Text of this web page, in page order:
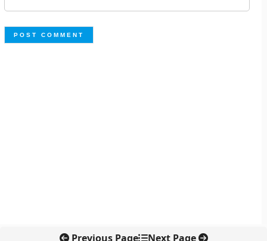
Previous Page Next Page